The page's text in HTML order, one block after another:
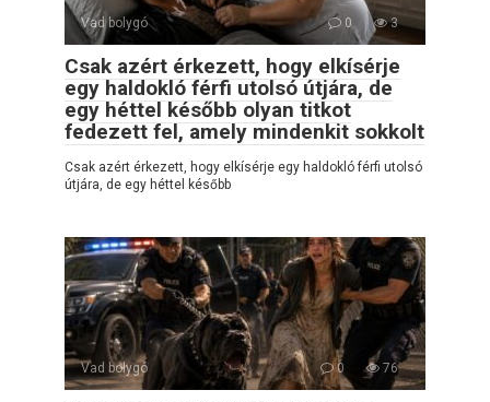
Vad bolygó 0 3
Csak azért érkezett, hogy elkísérje
egy haldokló férfi utolsó útjára, de
egy héttel később olyan titkot
fedezett fel, amely mindenkit sokkolt
Csak azért érkezett, hogy elkísérje egy haldokló férfi utolsó
útjára, de egy héttel később
Vad bolygó 0 76